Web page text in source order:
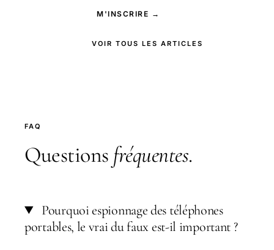
M'INSCRIRE →
VOIR TOUS LES ARTICLES
FAQ
Questions fréquentes.
Pourquoi espionnage des téléphones
portables, le vrai du faux est-il important ?